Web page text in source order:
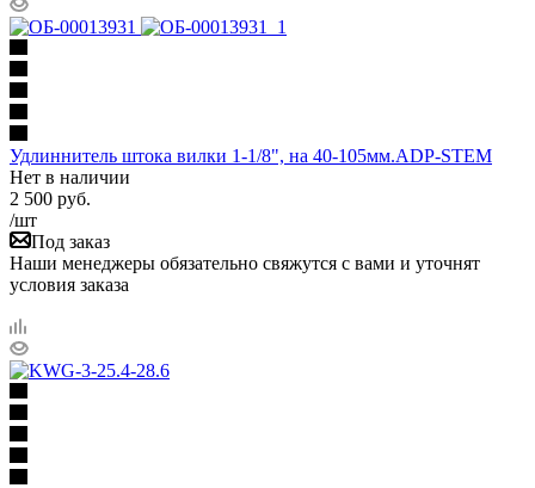
Удлиннитель штока вилки 1-1/8", на 40-105мм.ADP-STEM
Нет в наличии
2 500 руб.
/шт
Под заказ
Наши менеджеры обязательно свяжутся с вами и уточнят
условия заказа